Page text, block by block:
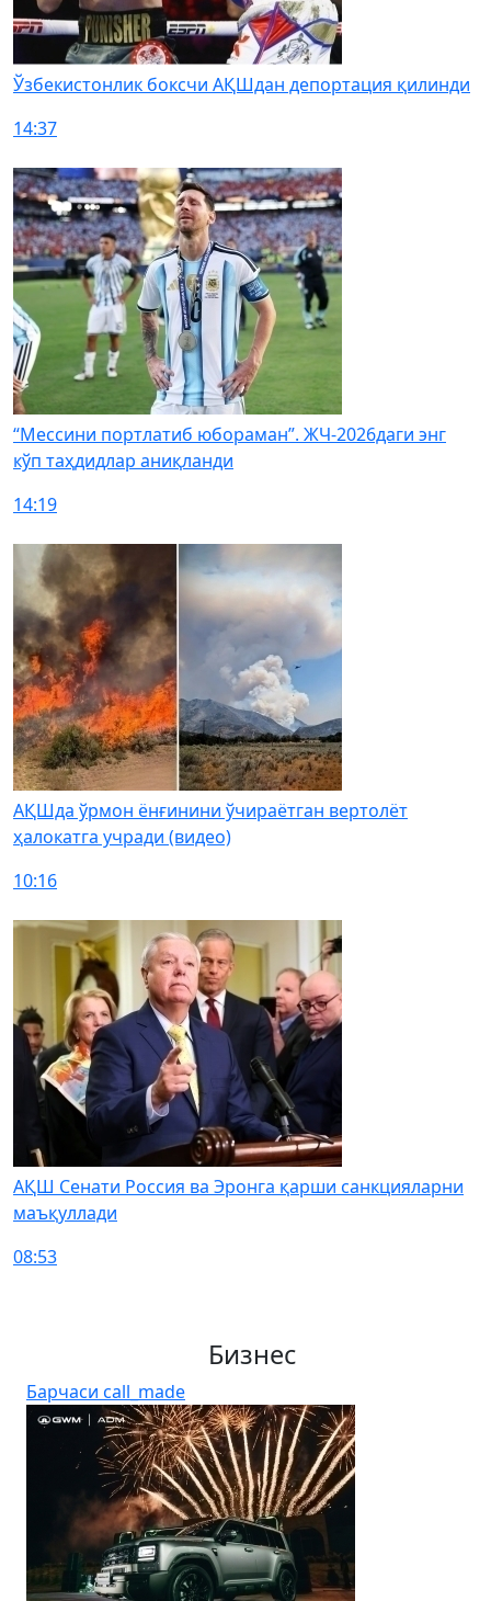
Ўзбекистонлик боксчи АҚШдан депортация қилинди
14:37
“Мессини портлатиб юбораман”. ЖЧ-2026даги энг
кўп таҳдидлар аниқланди
14:19
АҚШда ўрмон ёнғинини ўчираётган вертолёт
ҳалокатга учради (видео)
10:16
АҚШ Сенати Россия ва Эронга қарши санкцияларни
маъқуллади
08:53
Бизнес
Барчаси call_made